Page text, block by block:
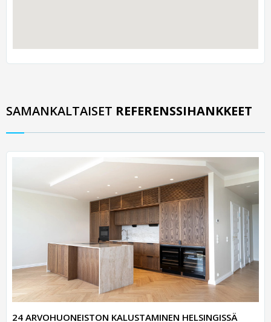
SAMANKALTAISET REFERENSSIHANKKEET
24 ARVOHUONEISTON KALUSTAMINEN HELSINGISSÄ